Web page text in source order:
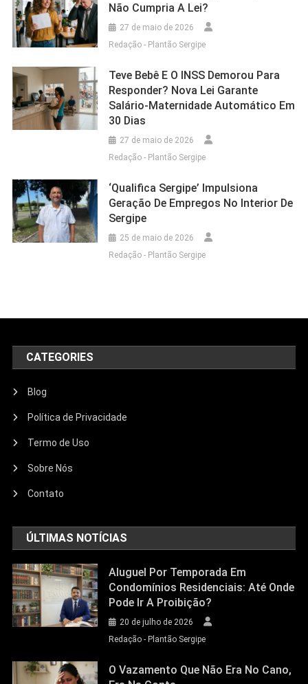
Não Cumpria A Lei?
27 de maio de 2026
Redação - Plantão Sergipe
Teve Bebê E O INSS Demorou Para
Responder? Nova Lei Garante
Salário-Maternidade Automático Em
30 Dias
27 de maio de 2026
Redação - Plantão Sergipe
‘Qualifica Sergipe’ Impulsiona
Geração De Empregos No Interior De
Sergipe
25 de maio de 2026
Redação - Plantão Sergipe
CATEGORIES
Blog
Política de Privacidade
Termo de Uso
Sobre Nós
Contato
ÚLTIMAS NOTÍCIAS
Aluguel Por Temporada Em
Condomínios Residenciais: Até Onde
Pode Ir A Proibição?
20 de julho de 2026
Redação - Plantão Sergipe
O Vazamento Que Não Era No Cano,